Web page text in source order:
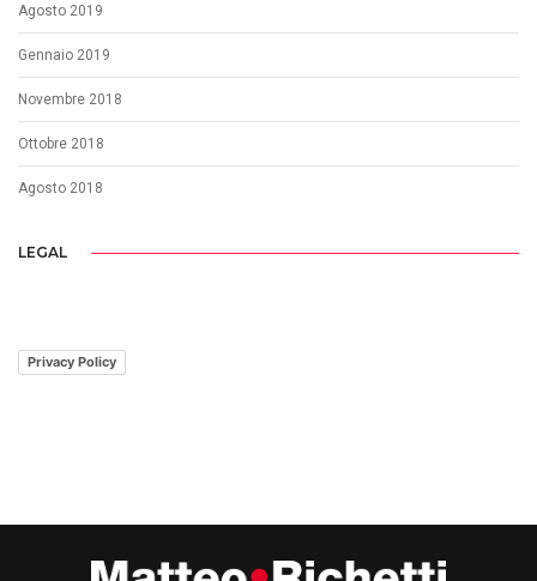
Agosto 2019
Gennaio 2019
Novembre 2018
Ottobre 2018
Agosto 2018
LEGAL
Privacy Policy